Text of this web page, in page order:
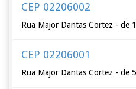
CEP 02206002
Rua Major Dantas Cortez - de
CEP 02206001
Rua Major Dantas Cortez - de